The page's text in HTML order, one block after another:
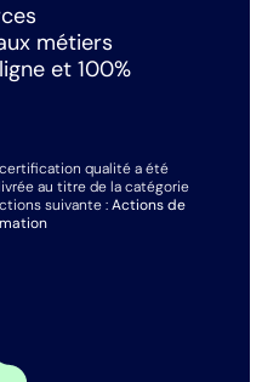
métiers
et 100%
qualité a été
au titre de la catégorie
suivante :Actions de